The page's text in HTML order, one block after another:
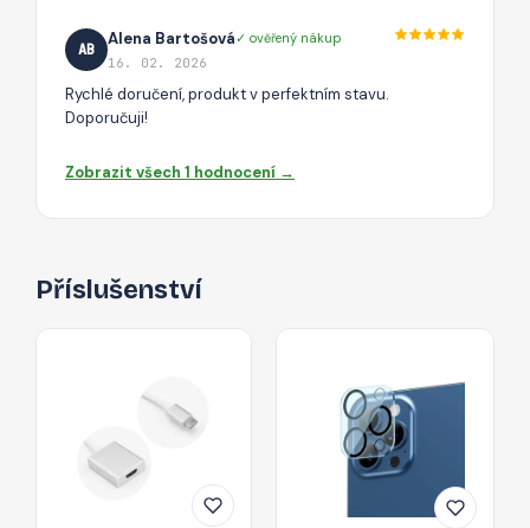
AB
Alena Bartošová✓ ověřený nákup
16. 02. 2026
Rychlé doručení, produkt v perfektním stavu.
Doporučuji!
Zobrazit všech 1 hodnocení →
Příslušenství